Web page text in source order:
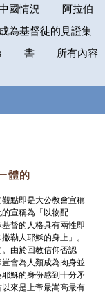
國情況
阿拉伯
為基督徒的見證集
書
所有內容
體的
點即是大公教會宣稱
宣稱為「以物配
督的人格具有兩性即
勒人耶穌的身上」。
由於回教信仰否認
會為人類成為肉身並
穌的身份感到十分矛
來是上帝最嵩高最有